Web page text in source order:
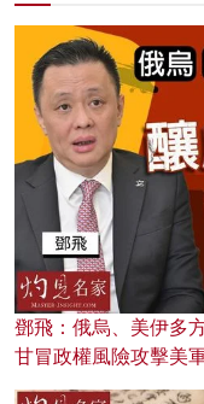
鄧飛：俄烏、美伊多
甘冒政權風險攻擊美